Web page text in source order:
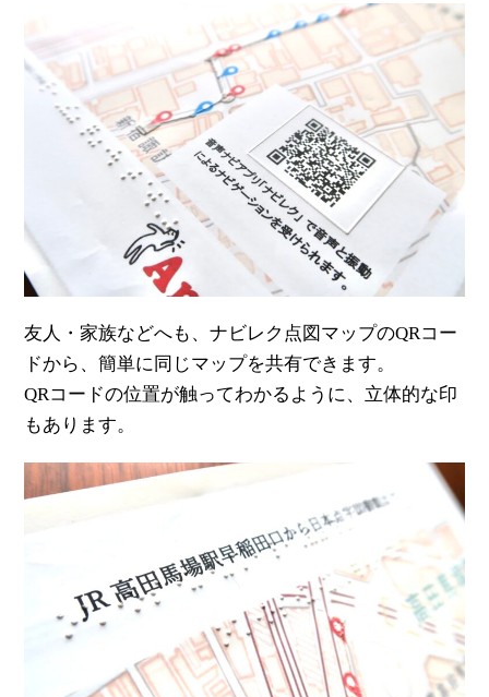
友人・家族などへも、ナビレク点図マップのQRコー
ドから、簡単に同じマップを共有できます。
QRコードの位置が触ってわかるように、立体的な印
もあります。